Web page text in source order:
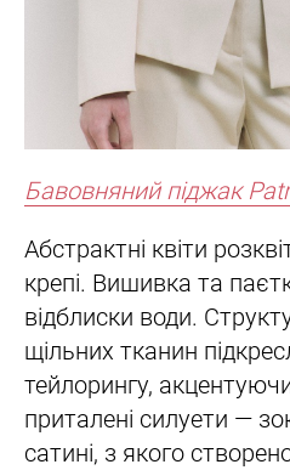
Бавовняний піджак
Абстрактні квіти
крепі. Вишивка та
відблиски води.
щільних тканин
тейлорингу, акцентуючи
приталені силуети —
сатині, з якого